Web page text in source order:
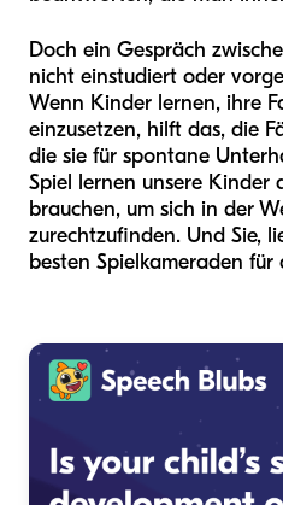
Doch ein Gespräch
nicht einstudiert oder
Wenn Kinder lernen, ihre
einzusetzen, hilft das, die
die sie für spontane
Spiel lernen unsere Kinder
brauchen, um sich in der
zurechtzufinden. Und Sie,
besten Spielkameraden